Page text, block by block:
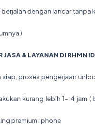
berjalan dengan lancar tanpa
)
JASA & LAYANAN DI RHMN
siap, proses pengerjaan
kurang lebih 1- 4 jam
premium i phone